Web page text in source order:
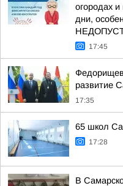
огородах и
дни,
17:45
Федорищев
развитие
17:35
65 школ
17:28
В